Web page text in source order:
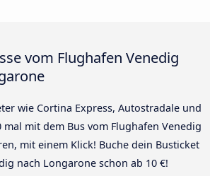
vom Flughafen Venedig
wie Cortina Express, Autostradale und
mal mit dem Bus vom Flughafen Venedig
mit einem Klick! Buche dein Busticket
nach Longarone schon ab 10 €!